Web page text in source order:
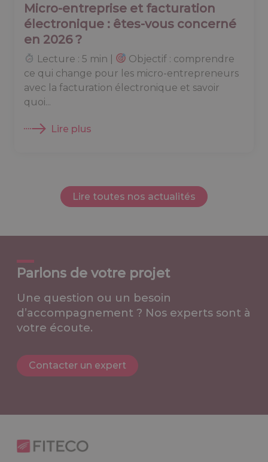
Micro-entreprise et facturation
électronique : êtes-vous concerné
en 2026 ?
Lecture : 5 min |
Objectif : comprendre
ce qui change pour les micro-entrepreneurs
avec la facturation électronique et savoir
quoi...
Lire plus
Lire toutes nos actualités
Parlons de votre projet
Une question ou un besoin
d’accompagnement ? Nos experts sont à
votre écoute.
Contacter un expert